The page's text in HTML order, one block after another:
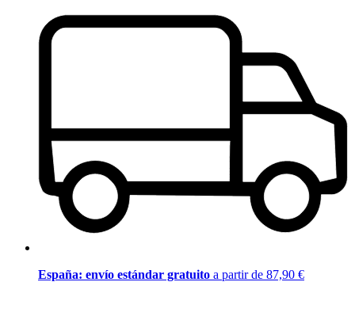
España: envío estándar gratuito a partir de 87,90 €